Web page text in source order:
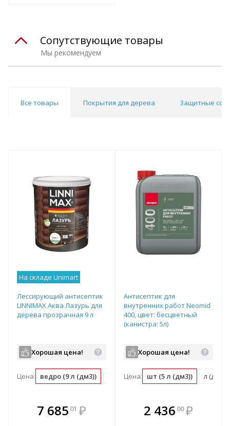
Мы рекомендуем
Сопутствующие товары
Все товары Покрытия для дерева Защитные
На складе Unimart
Лессирующий антисептик
LINNIMAX Аква Лазурь для
дерева прозрачная 9 л
Хорошая цена!
Цена: ведро (9 л (дм3)) л (дм3) (0.11 ведро) м2 (0.01 ведро)
7 685 01 ₽
В комплекте
всегда выгоднее!
Антисептик для
внутренних работ Neomid
400, цвет: бесцветный
(канистра: 5л)
Хорошая цена!
Цена: шт (5 л (дм3)) л (дм3)
В комплекте
всегда выгоднее!
2 436 00 ₽